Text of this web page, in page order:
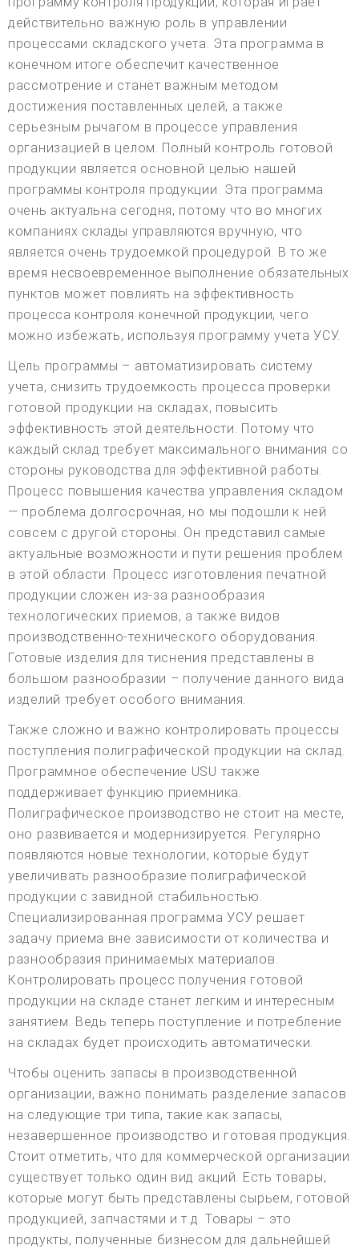
действительно важную роль в управлении
процессами складского учета. Эта программа в
конечном итоге обеспечит качественное
рассмотрение и станет важным методом
достижения поставленных целей, а также
серьезным рычагом в процессе управления
организацией в целом. Полный контроль готовой
продукции является основной целью нашей
программы контроля продукции. Эта программа
очень актуальна сегодня, потому что во многих
компаниях склады управляются вручную, что
является очень трудоемкой процедурой. В то же
время несвоевременное выполнение обязательных
пунктов может повлиять на эффективность
процесса контроля конечной продукции, чего
можно избежать, используя программу учета УСУ.
Цель программы – автоматизировать систему
учета, снизить трудоемкость процесса проверки
готовой продукции на складах, повысить
эффективность этой деятельности. Потому что
каждый склад требует максимального внимания со
стороны руководства для эффективной работы.
Процесс повышения качества управления складом
— проблема долгосрочная, но мы подошли к ней
совсем с другой стороны. Он представил самые
актуальные возможности и пути решения проблем
в этой области. Процесс изготовления печатной
продукции сложен из-за разнообразия
технологических приемов, а также видов
производственно-технического оборудования.
Готовые изделия для тиснения представлены в
большом разнообразии – получение данного вида
изделий требует особого внимания.
Также сложно и важно контролировать процессы
поступления полиграфической продукции на склад.
Программное обеспечение USU также
поддерживает функцию приемника.
Полиграфическое производство не стоит на месте,
оно развивается и модернизируется. Регулярно
появляются новые технологии, которые будут
увеличивать разнообразие полиграфической
продукции с завидной стабильностью.
Специализированная программа УСУ решает
задачу приема вне зависимости от количества и
разнообразия принимаемых материалов.
Контролировать процесс получения готовой
продукции на складе станет легким и интересным
занятием. Ведь теперь поступление и потребление
на складах будет происходить автоматически.
Чтобы оценить запасы в производственной
организации, важно понимать разделение запасов
на следующие три типа, такие как запасы,
незавершенное производство и готовая продукция.
Стоит отметить, что для коммерческой организации
существует только один вид акций. Есть товары,
которые могут быть представлены сырьем, готовой
продукцией, запчастями и т.д. Товары – это
продукты, полученные бизнесом для дальнейшей